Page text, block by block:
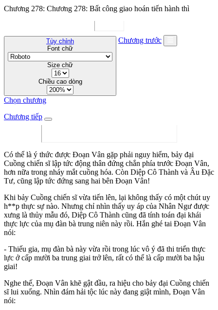
Chương 278: Chương 278: Bất công giao hoán tiến hành thì
Tùy chỉnh
Font chữ
Size chữ
Chiều cao dòng
Chương trước
Chọn chương
Chương tiếp
Có thể là ý thức được Đoạn Vân gặp phải nguy hiểm, bảy đại
Cuồng chiến sĩ lập tức động thân đứng chắn phía trước Đoạn Vân,
hơn nữa trong nháy mắt cuồng hóa. Còn Diệp Cô Thành và Âu Đặc
Tư, cũng lập tức đứng sang hai bên Đoạn Vân!
Khi bảy Cuồng chiến sĩ vừa tiến lên, lại không thấy có một chút uy
h**p thực sự nào. Nhưng chỉ nhìn thấy uy áp của Nhân Ngư được
xưng là thủy mẫu đó, Diệp Cô Thành cũng đã tính toán đại khái
thực lực của mụ đàn bà trung niên này rồi. Hắn ghé tai Đoạn Vân
nói:
- Thiếu gia, mụ đàn bà này vừa rồi trong lúc vô ý đã thi triển thực
lực ở cấp mười ba trung giai trở lên, rất có thể là cấp mười ba hậu
giai!
Nghe thế, Đoạn Vân khẽ gật đầu, ra hiệu cho bảy đại Cuồng chiến
sĩ lui xuống. Nhìn đám hải tộc lúc này đang giật mình, Đoạn Vân
nói: